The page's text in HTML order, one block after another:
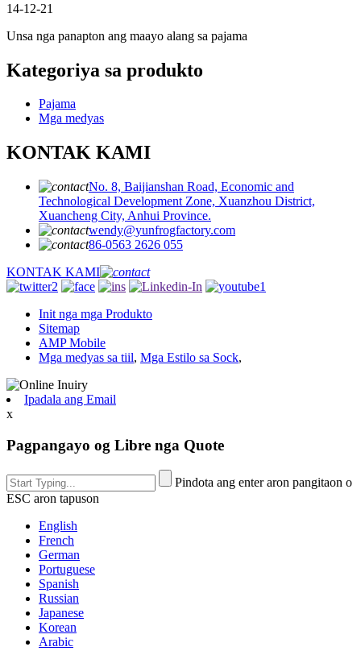
14-12-21
Unsa nga panapton ang maayo alang sa pajama
Kategoriya sa produkto
Pajama
Mga medyas
KONTAK KAMI
No. 8, Baijianshan Road, Economic and
Technological Development Zone, Xuanzhou District,
Xuancheng City, Anhui Province.
wendy@yunfrogfactory.com
86-0563 2626 055
KONTAK KAMI
Init nga mga Produkto
Sitemap
AMP Mobile
Mga medyas sa tiil, Mga Estilo sa Sock,
Ipadala ang Email
x
Pagpangayo og Libre nga Quote
Pindota ang enter aron pangitaon o
ESC aron tapuson
English
French
German
Portuguese
Spanish
Russian
Japanese
Korean
Arabic